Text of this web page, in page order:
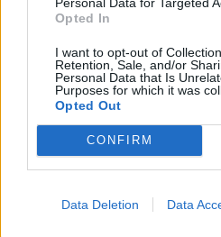
Opted In
I want to opt-out of
Retention, Sale, and/or
Personal Data that Is
Purposes for which it was
Opted Out
CONFIRM
Data Deletion Data
giallo neon arricchita da
riproduce la rete della
goal; una grafica
effetto tech caratterizza
nero, mentre un
con dettagli raffinati sul
tenuta portiere 2017/18.
punto vendita del club, il